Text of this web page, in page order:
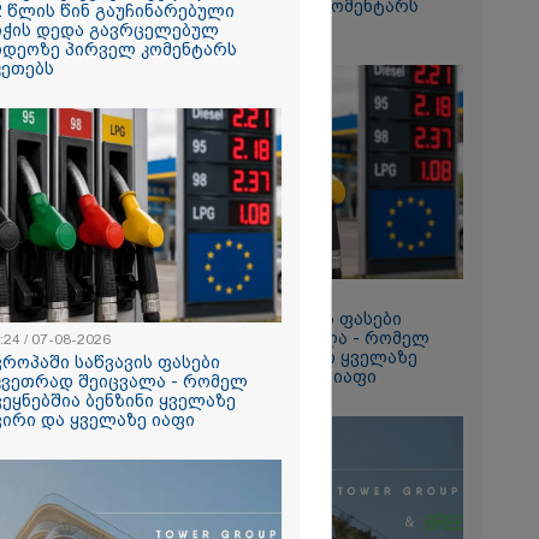
გოგონა,
სექსუალურად
- თუ
ასეთი
000 ლარს
-
დედა
ავრცელებს
– რატომ
დარღვევებს
ვიდეოზე პირველ კომენტარს
აკეთებს
13:24 / 07-08-2026
ევროპაში საწვავის ფასები
მკვეთრად შეიცვალა - რომელ
ქვეყნებშია ბენზინი ყველაზე
ძვირი და ყველაზე იაფი
წლის წინ გაუჩინარებული
დედა გავრცელებულ
პირველ კომენტარს
/ 07-08-2026
საწვავის ფასები
შეიცვალა - რომელ
ბენზინი ყველაზე
და ყველაზე იაფი